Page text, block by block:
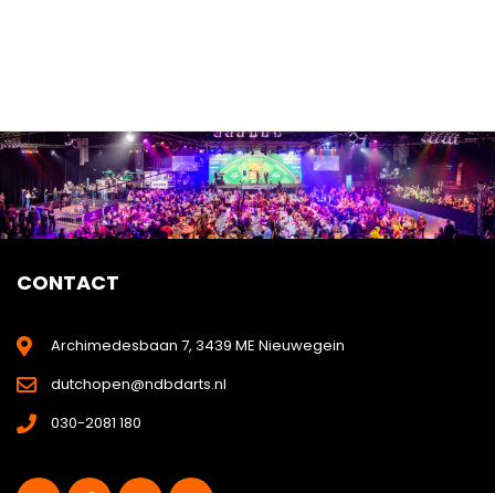
CONTACT
Archimedesbaan 7, 3439 ME Nieuwegein
dutchopen@ndbdarts.nl
030-2081 180